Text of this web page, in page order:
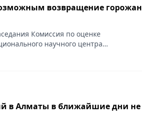
возвращение горожан
Комиссия по оценке
научного центра
и исследований (далее Комиссия)
дни...
в Алматы в ближайшие дни не